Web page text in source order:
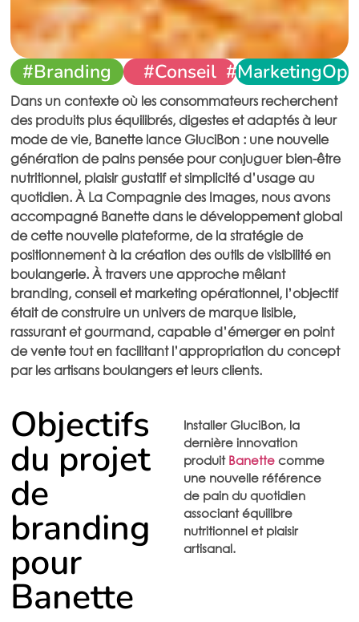
#Branding #Conseil #MarketingOpé
Dans un contexte où les consommateurs recherchent
des produits plus équilibrés, digestes et adaptés à leur
mode de vie, Banette lance GluciBon : une nouvelle
génération de pains pensée pour conjuguer bien-être
nutritionnel, plaisir gustatif et simplicité d’usage au
quotidien. À La Compagnie des Images, nous avons
accompagné Banette dans le développement global
de cette nouvelle plateforme, de la stratégie de
positionnement à la création des outils de visibilité en
boulangerie. À travers une approche mêlant
branding, conseil et marketing opérationnel, l’objectif
était de construire un univers de marque lisible,
rassurant et gourmand, capable d’émerger en point
de vente tout en facilitant l’appropriation du concept
par les artisans boulangers et leurs clients.
Objectifs
du projet
de
branding
pour
Banette
Installer GluciBon, la
dernière innovation
produit Banette comme
une nouvelle référence
de pain du quotidien
associant équilibre
nutritionnel et plaisir
artisanal.